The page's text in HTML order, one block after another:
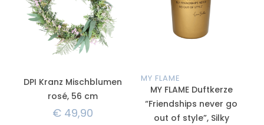
DPI Kranz Mischblumen
rosé, 56 cm
€ 49,90
MY FLAME
MY FLAME Duftkerze
“Friendships never go
out of style”, Silky